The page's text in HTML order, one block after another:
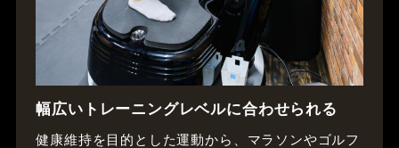
幅広いトレーニングレベルに合わせられる
健康維持を目的とした運動から、マラソンやゴルフ